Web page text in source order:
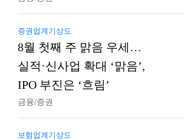
증권업계기상도
8월 첫째 주 맑음 우세…
실적·신사업 확대 ‘맑음’,
IPO 부진은 ‘흐림’
금융/증권
보험업계기상도